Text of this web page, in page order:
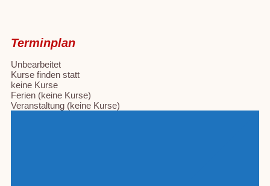
Terminplan
Unbearbeitet
Kurse finden statt
keine Kurse
Ferien (keine Kurse)
Veranstaltung (keine Kurse)